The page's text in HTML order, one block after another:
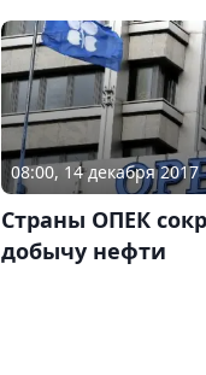
08:00, 14 декабря 2017
Страны ОПЕК
добычу нефти